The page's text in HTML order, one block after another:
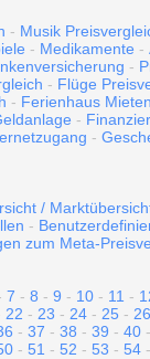
- Musik
- Medikamente -
-
- Flüge
- Ferienhaus Mieten
-
-
/
-
zum Meta-
7 - 8 - 9 - 10 - 11 -
22 - 23 - 24 - 25 - 26
- 37 - 38 - 39 - 40 -
- 51 - 52 - 53 - 54 -